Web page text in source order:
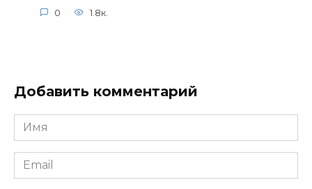
0 1.8к.
Добавить комментарий
Имя
*
Email
*